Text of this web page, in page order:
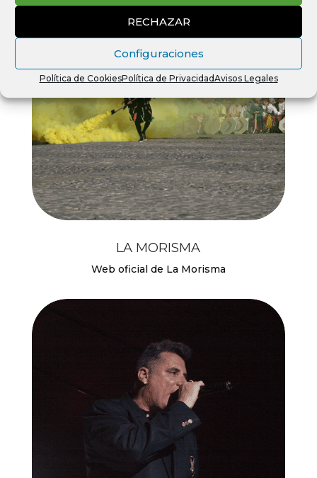
RECHAZAR
Configuraciones
Política de CookiesPolítica de PrivacidadAvisos Legales
LA MORISMA
Web oficial de La Morisma